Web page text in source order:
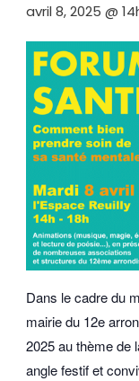
avril 8, 2025 @
Dans le cadre du
mairie du 12e
2025 au thème de
angle festif et